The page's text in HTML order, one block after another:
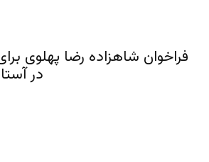
فراخوان شاهزاده رضا پهلوی
در